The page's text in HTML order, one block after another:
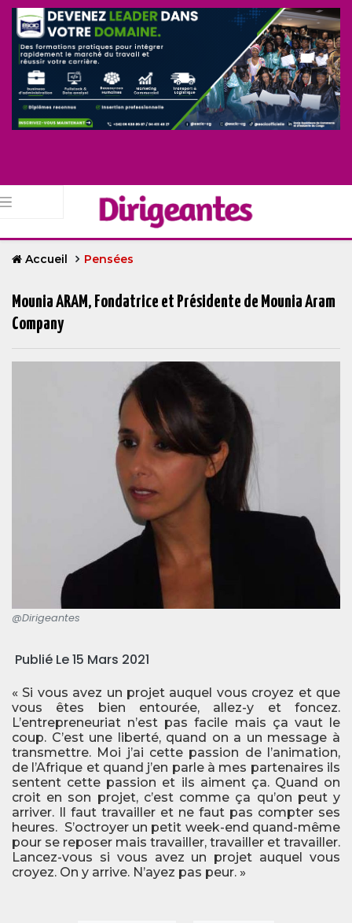
Accueil Pensées
Mounia ARAM, Fondatrice et Présidente de Mounia Aram
Company
@Dirigeantes
Publié Le 15 Mars 2021
« Si vous avez un projet auquel vous croyez et que
vous êtes bien entourée, allez-y et foncez.
L’entrepreneuriat n’est pas facile mais ça vaut le
coup. C’est une liberté, quand on a un message à
transmettre. Moi j’ai cette passion de l’animation,
de l’Afrique et quand j’en parle à mes partenaires ils
sentent cette passion et ils aiment ça. Quand on
croit en son projet, c’est comme ça qu’on peut y
arriver. Il faut travailler et ne faut pas compter ses
heures. S’octroyer un petit week-end quand-même
pour se reposer mais travailler, travailler et travailler.
Lancez-vous si vous avez un projet auquel vous
croyez. On y arrive. N’ayez pas peur. »